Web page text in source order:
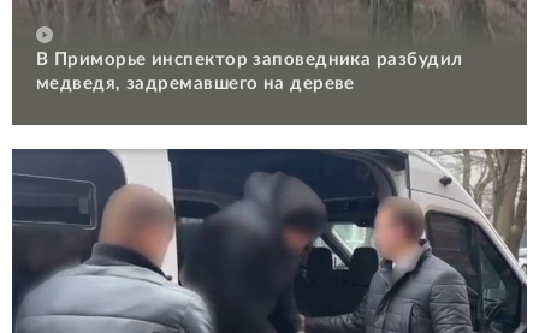
В Приморье инспектор заповедника разбудил
медведя, задремавшего на дереве